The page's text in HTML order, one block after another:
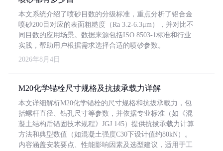
本文系统介绍了喷砂目数的分级标准，重点分析了铝合金
喷砂200目对应的表面粗糙度（Ra 3.2-6.3μm），并对比不
同目数的应用场景。数据来源包括ISO 8503-1标准和行业
实践，帮助用户根据需求选择合适的喷砂参数。
2026年8月4日
M20化学锚栓尺寸规格及抗拔承载力详解
本文详细解析M20化学锚栓的尺寸规格和抗拔承载力，包
括螺杆直径、钻孔尺寸等参数，并依据专业标准（如《混
凝土结构后锚固技术规程》JGJ 145）提供抗拔承载力计算
方法和典型数值（如混凝土强度C30下设计值约80kN）。
内容涵盖安装要点、性能影响因素及选型建议，适用于工